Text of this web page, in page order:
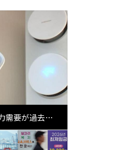
需要が過去最
対応体制を点